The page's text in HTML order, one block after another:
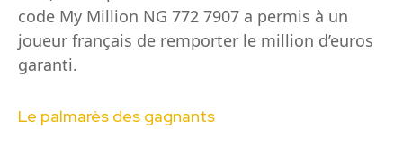
code My Million NG 772 7907 a permis à un
joueur français de remporter le million d’euros
garanti.
Le palmarès des gagnants